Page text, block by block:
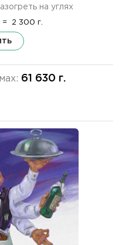
на углях
= 2 300 г.
61 630 г.